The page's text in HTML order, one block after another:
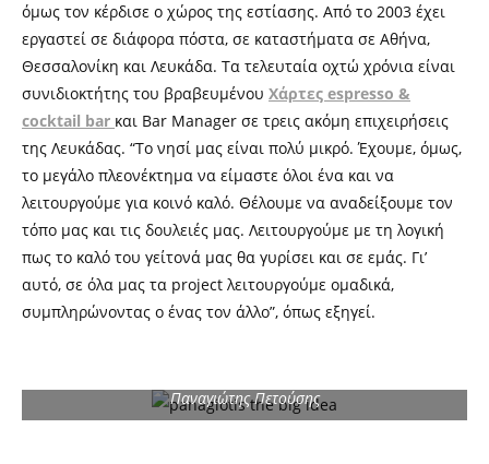
όμως τον κέρδισε ο χώρος της εστίασης. Από το 2003 έχει
εργαστεί σε διάφορα πόστα, σε καταστήματα σε Αθήνα,
Θεσσαλονίκη και Λευκάδα. Τα τελευταία οχτώ χρόνια είναι
συνιδιοκτήτης του βραβευμένου Χάρτες espresso &
cocktail bar και Bar Manager σε τρεις ακόμη επιχειρήσεις
της Λευκάδας. “Το νησί μας είναι πολύ μικρό. Έχουμε, όμως,
το μεγάλο πλεονέκτημα να είμαστε όλοι ένα και να
λειτουργούμε για κοινό καλό. Θέλουμε να αναδείξουμε τον
τόπο μας και τις δουλειές μας. Λειτουργούμε με τη λογική
πως το καλό του γείτονά μας θα γυρίσει και σε εμάς. Γι’
αυτό, σε όλα μας τα project λειτουργούμε ομαδικά,
συμπληρώνοντας ο ένας τον άλλο”, όπως εξηγεί.
Παναγιώτης Πετούσης